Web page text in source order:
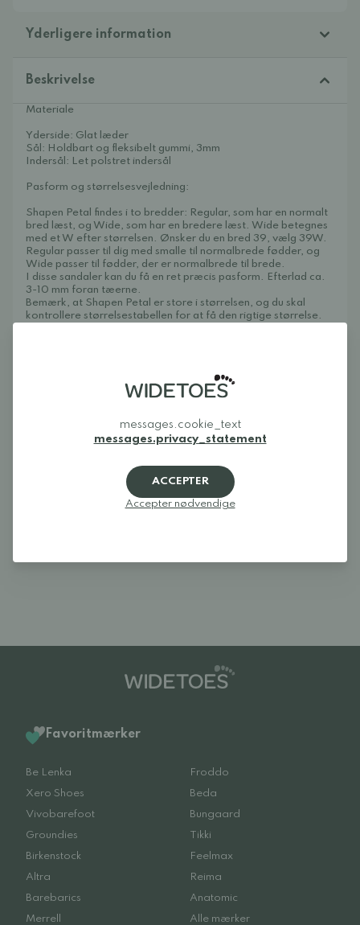
Yderligere information
Beskrivelse
Materiale
Yderside: Glat læder
Sål: Holdbart og fleksibelt gummi, 3mm
Indersål: Let polstret indersål
Pasform og størrelsesvejledning:
Shapen Petal findes i to bredder: Regular, som har en normalt
bred læst, og Wide, som har en bredere læst. Wide betegnes
med et W efter størrelsen. Ønsker du en bred 39, vælg 39W.
Regular passer til dig med smalle til normalbrede fødder, og
Wide passer til fødder, der er normalbrede til brede.
I disse sandaler kan du få en ret præcis pasform. Efterlad ca.
3-10 mm foran tæerne.
Bemærk, at Shapen Petal er store i størrelsen, og du skal
kontrollere størrelsestabellen for at få den rigtige størrelse.
Log ind og bedøm produktet
Favoritmærker
Be Lenka
Froddo
Xero Shoes
Beda
Vivobarefoot
Bungaard
Groundies
Tikki
Birkenstock
Feelmax
Altra
Reima
Barebarics
Anatomic
Merrell
Alle mærker
messages.cookie_text
messages.privacy_statement
ACCEPTER
Accepter nødvendige